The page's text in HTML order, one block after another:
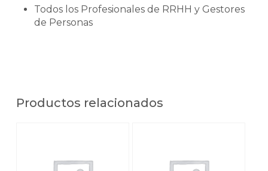
Todos los Profesionales de RRHH y Gestores
de Personas
Productos relacionados